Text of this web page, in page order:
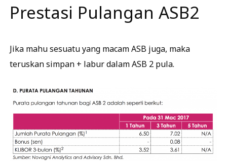
Prestasi Pulangan ASB2
Jika mahu sesuatu yang macam ASB juga, maka
teruskan simpan + labur dalam ASB 2 pula.